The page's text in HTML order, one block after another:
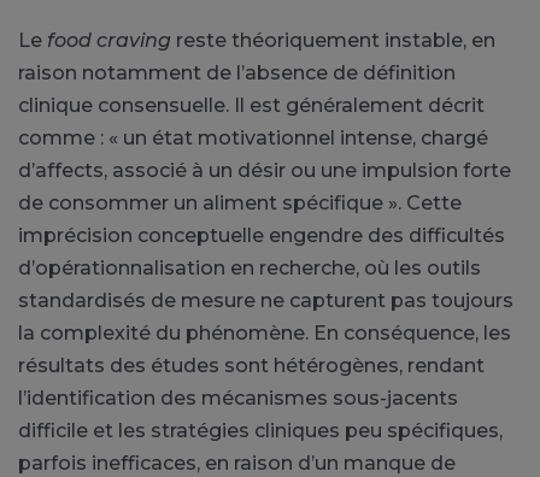
Le food craving reste théoriquement instable, en
raison notamment de l’absence de définition
clinique consensuelle. Il est généralement décrit
comme : « un état motivationnel intense, chargé
d’affects, associé à un désir ou une impulsion forte
de consommer un aliment spécifique ». Cette
imprécision conceptuelle engendre des difficultés
d’opérationnalisation en recherche, où les outils
standardisés de mesure ne capturent pas toujours
la complexité du phénomène. En conséquence, les
résultats des études sont hétérogènes, rendant
l’identification des mécanismes sous-jacents
difficile et les stratégies cliniques peu spécifiques,
parfois inefficaces, en raison d’un manque de